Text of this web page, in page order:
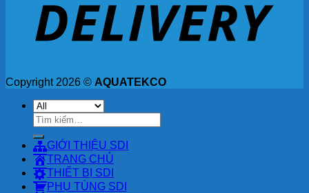
Copyright 2026 © AQUATEKCO
Tìm
kiếm:
GIỚI THIỆU SDI
TRANG CHỦ
THIẾT BỊ SDI
PHỤ TÙNG SDI